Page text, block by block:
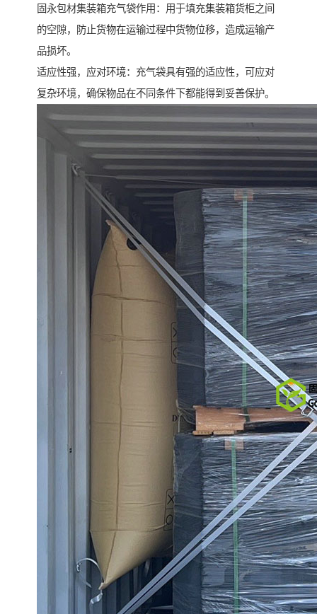
固永包材集装箱充气袋作用：用于填充集装箱货柜之间
的空隙，防止货物在运输过程中货物位移，造成运输产
品损坏。
适应性强，应对环境：充气袋具有强的适应性，可应对
复杂环境，确保物品在不同条件下都能得到妥善保护。